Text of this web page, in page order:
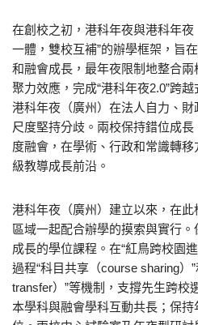
在創校之初，港科年夜與港科年
一體，雙校互補”的辦學框架，旨
和融會成長，最年夜限制地整合兩
聚力效應，完成“港科年夜2.0”跨
港科年夜（廣州）在法人自力、
尺度堅持分歧。兩校保持錯位成
度融會，在學術、行政和常識轉
級教導成長前沿。
港科年夜（廣州）建立以來，在
區域一起配合辦學的摸索與實行
成長的學位課程。在“紅鳥跨校園
過程“科目共享（course sharing）
transfer）”等機制，支撐先生跨校
本學科與融會學科互動共長；保